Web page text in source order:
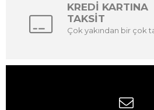
KREDİ KARTINA
TAKSİT
Çok yakından bir çok